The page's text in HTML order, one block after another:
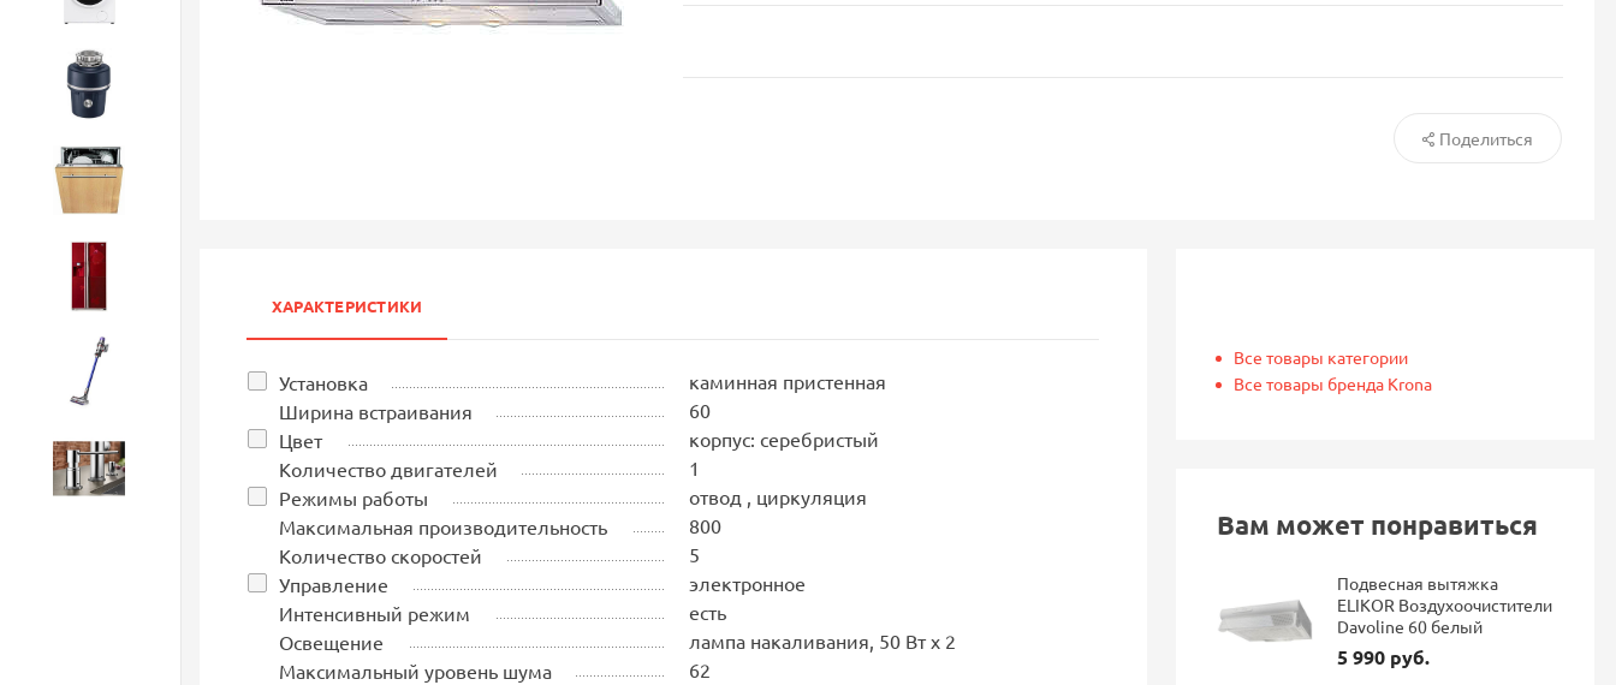
Бытовая техника
Поделиться
ХАРАКТЕРИСТИКИ
Установка
каминная пристенная
Ширина встраивания
60
Цвет
корпус: серебристый
Количество двигателей
1
Режимы работы
отвод , циркуляция
Максимальная производительность
800
Количество скоростей
5
Управление
электронное
Интенсивный режим
есть
Освещение
лампа накаливания, 50 Вт х 2
Максимальный уровень шума
62
Все товары категории
Все товары бренда Krona
Вам может понравиться
Подвесная вытяжка
ELIKOR Воздухоочистители
Davoline 60 белый
5 990 руб.